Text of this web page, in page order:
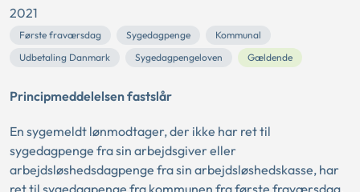
2021
Første fraværsdag Sygedagpenge
Kommunal
Udbetaling Danmark
Sygedagpengeloven Gældende
Principmeddelelsen fastslår
En sygemeldt lønmodtager, der ikke har ret til
sygedagpenge fra sin arbejdsgiver eller
arbejdsløshedsdagpenge fra sin arbejdsløshedskasse, har
ret til sygedagpenge fra kommunen fra første fraværsdag.